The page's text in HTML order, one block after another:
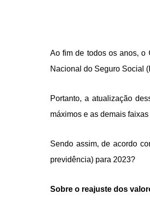
Ao fim de todos os anos, o
Nacional do Seguro Social
Portanto, a atualização
máximos e as demais
Sendo assim, de acordo
previdência) para 2023?
Sobre o reajuste dos